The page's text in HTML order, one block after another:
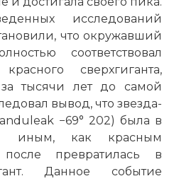
исследований
что окружавший
соответствовал
сверхгиганта,
тысячи лет до самой
вывод, что звезда-
−69° 202) была в
иным, как красным
превратилась в
Данное событие